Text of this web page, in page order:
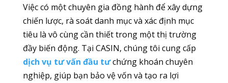
Việc có một chuyên gia đồng hành để xây dựng
chiến lược, rà soát danh mục và xác định mục
tiêu là vô cùng cần thiết trong một thị trường
đầy biến động. Tại CASIN, chúng tôi cung cấp
dịch vụ tư vấn đầu tưchứng khoán chuyên
nghiệp, giúp bạn bảo vệ vốn và tạo ra lợi